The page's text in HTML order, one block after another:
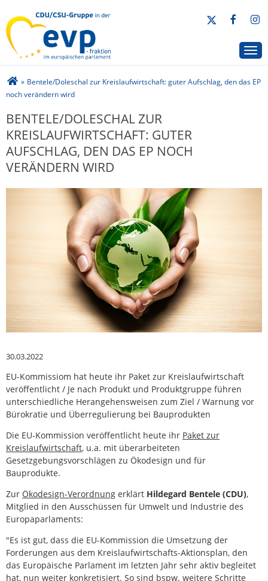
Sie sind hier
» Bentele/Doleschal zur Kreislaufwirtschaft: guter Aufschlag, den das EP
noch verändern wird
BENTELE/DOLESCHAL ZUR
KREISLAUFWIRTSCHAFT: GUTER
AUFSCHLAG, DEN DAS EP NOCH
VERÄNDERN WIRD
30.03.2022
EU-Kommissiom hat heute ihr Paket zur Kreislaufwirtschaft
veröffentlicht / Je nach Produkt und Produktgruppe führen
unterschiedliche Herangehensweisen zum Ziel / Warnung vor
Bürokratie und Überregulierung bei Bauprodukten
Die EU-Kommission veröffentlicht heute ihr Paket zur
Kreislaufwirtschaft, u.a. mit überarbeiteten
Gesetzgebungsvorschlägen zu Ökodesign und für
Bauprodukte.
Zur Ökodesign-Verordnung erklärt Hildegard Bentele (CDU),
Mitglied in den Ausschüssen für Umwelt und Industrie des
Europaparlaments:
"Es ist gut, dass die EU-Kommission die Umsetzung der
Forderungen aus dem Kreislaufwirtschafts-Aktionsplan, den
das Europäische Parlament im letzten Jahr sehr aktiv begleitet
hat, nun weiter konkretisiert. So sind bspw. weitere Schritte